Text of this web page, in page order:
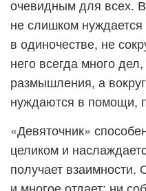
очевидным для всех.
не слишком
в одиночестве, не
него всегда много
размышления, а
нуждаются в помощи,
«Девяточник»
целиком и
получает